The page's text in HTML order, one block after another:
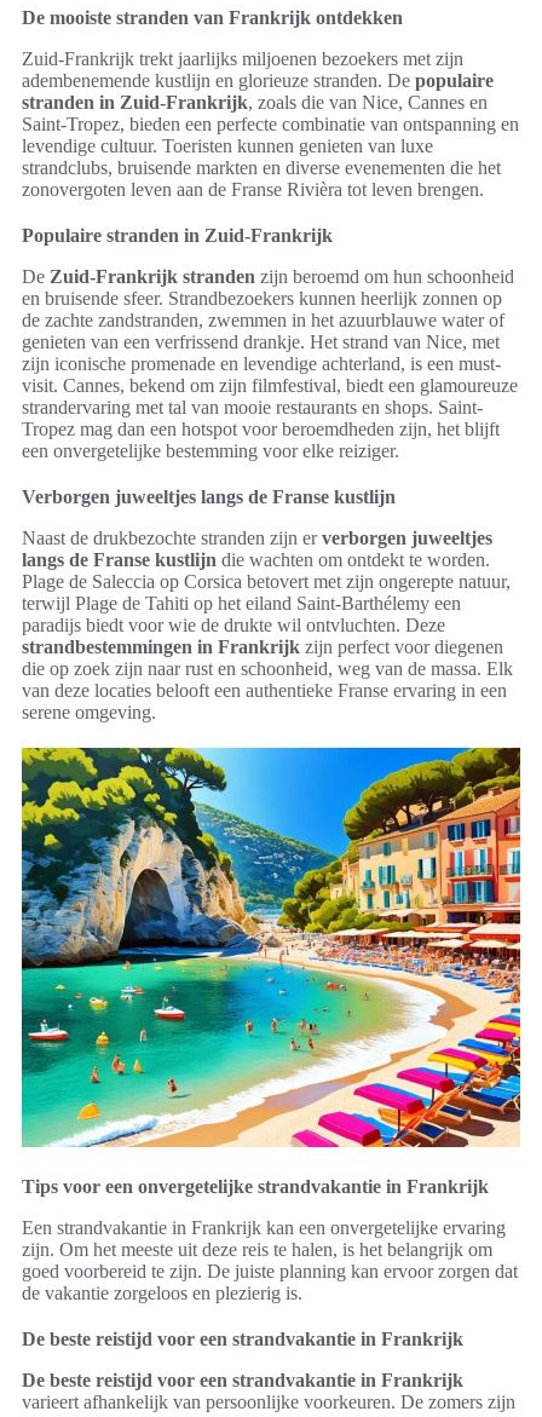
De mooiste stranden van Frankrijk ontdekken
Zuid-Frankrijk trekt jaarlijks miljoenen bezoekers met zijn
adembenemende kustlijn en glorieuze stranden. De populaire
stranden in Zuid-Frankrijk, zoals die van Nice, Cannes en
Saint-Tropez, bieden een perfecte combinatie van ontspanning en
levendige cultuur. Toeristen kunnen genieten van luxe
strandclubs, bruisende markten en diverse evenementen die het
zonovergoten leven aan de Franse Rivièra tot leven brengen.
Populaire stranden in Zuid-Frankrijk
De Zuid-Frankrijk stranden zijn beroemd om hun schoonheid
en bruisende sfeer. Strandbezoekers kunnen heerlijk zonnen op
de zachte zandstranden, zwemmen in het azuurblauwe water of
genieten van een verfrissend drankje. Het strand van Nice, met
zijn iconische promenade en levendige achterland, is een must-
visit. Cannes, bekend om zijn filmfestival, biedt een glamoureuze
strandervaring met tal van mooie restaurants en shops. Saint-
Tropez mag dan een hotspot voor beroemdheden zijn, het blijft
een onvergetelijke bestemming voor elke reiziger.
Verborgen juweeltjes langs de Franse kustlijn
Naast de drukbezochte stranden zijn erverborgen juweeltjes
langs de Franse kustlijn die wachten om ontdekt te worden.
Plage de Saleccia op Corsica betovert met zijn ongerepte natuur,
terwijl Plage de Tahiti op het eiland Saint-Barthélemy een
paradijs biedt voor wie de drukte wil ontvluchten. Deze
strandbestemmingen in Frankrijk zijn perfect voor diegenen
die op zoek zijn naar rust en schoonheid, weg van de massa. Elk
van deze locaties belooft een authentieke Franse ervaring in een
serene omgeving.
Tips voor een onvergetelijke strandvakantie in Frankrijk
Een strandvakantie in Frankrijk kan een onvergetelijke ervaring
zijn. Om het meeste uit deze reis te halen, is het belangrijk om
goed voorbereid te zijn. De juiste planning kan ervoor zorgen dat
de vakantie zorgeloos en plezierig is.
De beste reistijd voor een strandvakantie in Frankrijk
De beste reistijd voor een strandvakantie in Frankrijk
varieert afhankelijk van persoonlijke voorkeuren. De zomers zijn